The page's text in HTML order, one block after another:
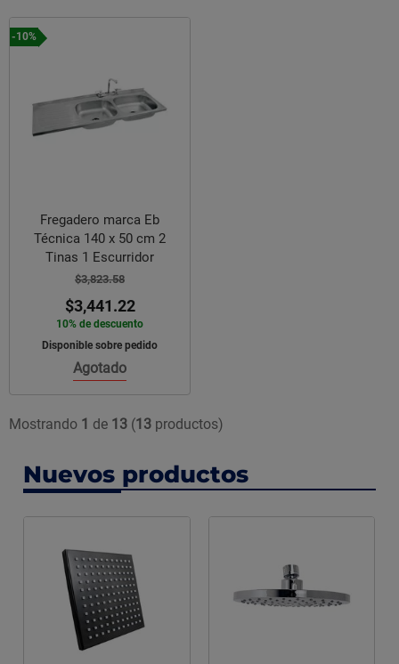
-10%
Fregadero marca Eb
Técnica 140 x 50 cm 2
Tinas 1 Escurridor
$3,823.58
$3,441.22
10% de descuento
Disponible sobre pedido
Agotado
Mostrando 1 de 13 (13 productos)
Nuevos productos